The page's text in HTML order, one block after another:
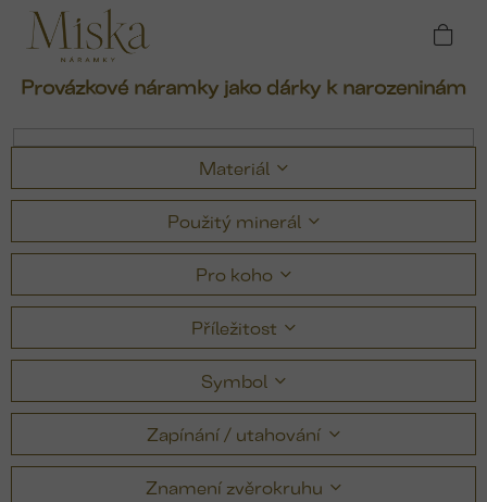
Přejít
obsah
Domů Náramky
Provázkové náramky jako dárky k narozeninám
Provázkové náramky jako dárky k narozeninám
Materiál
Použitý minerál
Pro koho
Příležitost
Symbol
Zapínání / utahování
Znamení zvěrokruhu